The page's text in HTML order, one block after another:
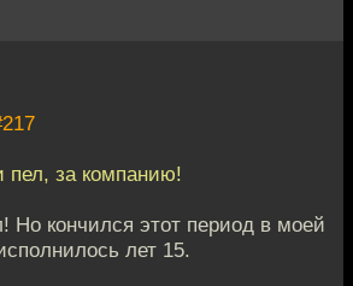
пел, за компанию!
Но кончился этот период в моей
лет 15.